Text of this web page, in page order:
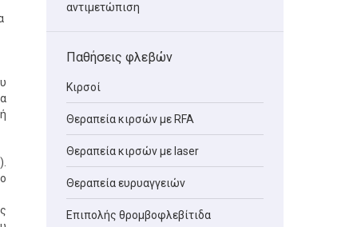
αντιμετώπιση
Παθήσεις φλεβών
Κιρσοί
Θεραπεία κιρσών με RFA
Θεραπεία κιρσών με laser
Θεραπεία ευρυαγγειών
Επιπολής θρομβοφλεβίτιδα